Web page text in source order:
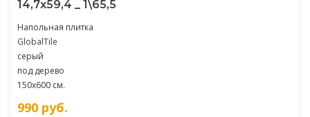
14,7x59,4 _ 1\65,5
Напольная плитка
GlobalTile
серый
под дерево
150x600 см.
990 руб.